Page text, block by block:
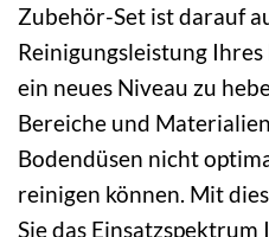
Zubehör-Set ist darauf
Reinigungsleistung
ein neues Niveau zu
Bereiche und
Bodendüsen nicht
reinigen können. Mit
Sie das